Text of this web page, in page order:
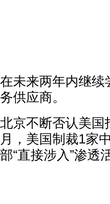
在未来两年内继续
务供应商。
北京不断否认美国
月，美国制裁1家
部“直接涉入”渗透